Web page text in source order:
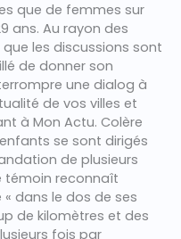
que de femmes sur
ans. Au rayon des
les discussions sont
de donner son
une dialog à
de vos villes et
à Mon Actu. Colère
se sont dirigés
de plusieurs
témoin reconnaît
dans le dos de ses
de kilomètres et des
fois par